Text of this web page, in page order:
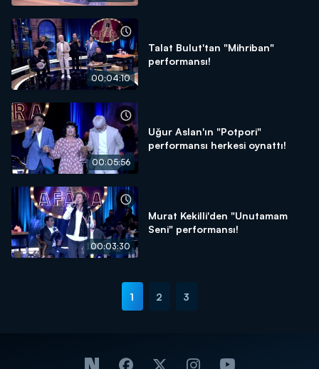
00:04:10
Talat Bulut'tan "Mihriban"
performansı!
00:05:56
Uğur Aslan'ın "Potpori"
performansı herkesi oynattı!
00:03:30
Murat Kekilli'den "Unutamam
Seni" performansı!
1 2 3